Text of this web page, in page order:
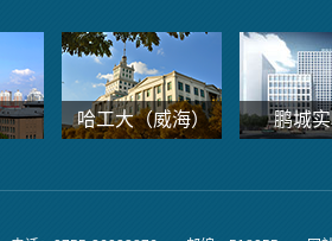
哈工大（威海） 鹏城